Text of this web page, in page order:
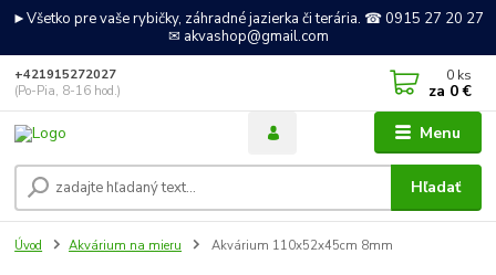
►Všetko pre vaše rybičky, záhradné jazierka či terária. ☎ 0915 27 20 27
✉ akvashop@gmail.com
Menu
Hľadať
+421915272027
(Po-Pia, 8-16 hod.)
0 ks
za 0 €
Úvod Akvárium na mieru Akvárium 110x52x45cm 8mm